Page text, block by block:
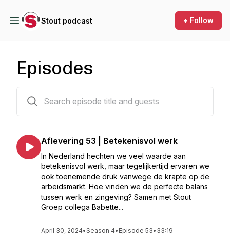
Stout podcast + Follow
Episodes
Aflevering 53 | Betekenisvol werk
In Nederland hechten we veel waarde aan
betekenisvol werk, maar tegelijkertijd ervaren we
ook toenemende druk vanwege de krapte op de
arbeidsmarkt. Hoe vinden we de perfecte balans
tussen werk en zingeving? Samen met Stout
Groep collega Babette...
April 30, 2024•Season 4• Episode 53• 33:19